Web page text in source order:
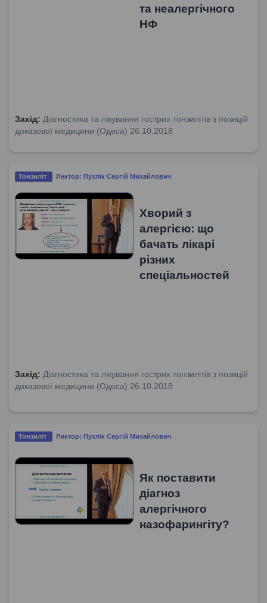
та неалергічного
НФ
Захід: Діагностика та лікування гострих тонзилітів з позицій
доказової медицини (Одеса) 26.10.2018
Тонзиліт Лектор: Пухлік Сергій Михайлович
Хворий з
алергією: що
бачать лікарі
різних
спеціальностей
Захід: Діагностика та лікування гострих тонзилітів з позицій
доказової медицини (Одеса) 26.10.2018
Тонзиліт Лектор: Пухлік Сергій Михайлович
Як поставити
діагноз
алергічного
назофарингіту?